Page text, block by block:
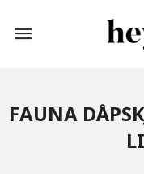
innholdet
FAUNA